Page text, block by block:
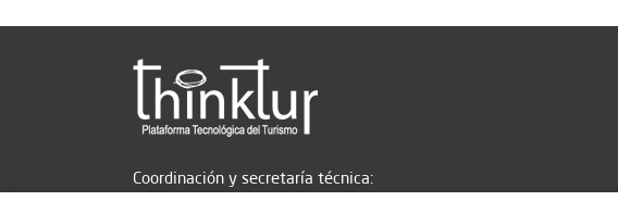
Coordinación y secretaría técnica: